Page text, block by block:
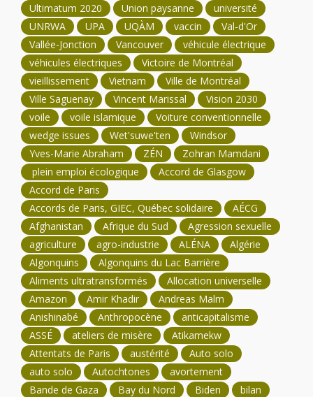
Ultimatum 2020
Union paysanne
université
UNRWA
UPA UQÀM vaccin
Val-d'Or
Vallée-Jonction
Vancouver
véhicule électrique
véhicules électriques
Victoire de Montréal
vieillissement
Vietnam
Ville de Montréal
Ville Saguenay
Vincent Marissal
Vision 2030
voile
voile islamique
Voiture conventionnelle
wedge issues
Wet'suwe'ten
Windsor
Yves-Marie Abraham
ZÉN
Zohran Mamdani
plein emploi écologique
Accord de Glasgow
Accord de Paris
Accords de Paris, GIEC, Québec solidaire
AÉCG
Afghanistan
Afrique du Sud
Agression sexuelle
agriculture
agro-industrie ALÉNA
Algérie
Algonquins
Algonquins du Lac Barrière
Aliments ultratransformés
Allocation universelle
Amazon
Amir Khadir
Andreas Malm
Anishinabé
Anthropocène
anticapitalisme
ASSÉ
ateliers de misère
Atikamekw
Attentats de Paris
austérité
Auto solo
auto solo
Autochtones
avortement
Bande de Gaza
Bay du Nord Biden bilan